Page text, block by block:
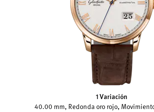
1 Variación
40.00 mm, Redonda oro rojo,